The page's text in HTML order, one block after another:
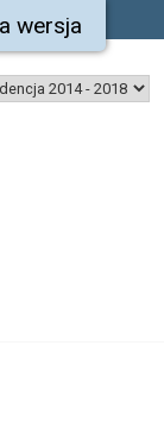
wersja